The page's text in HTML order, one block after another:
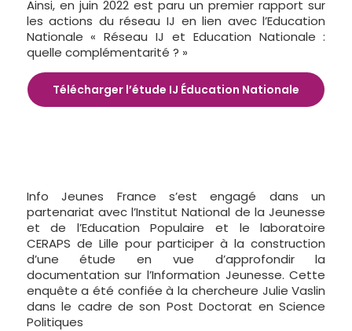
Ainsi, en juin 2022 est paru un premier rapport sur
les actions du réseau IJ en lien avec l’Education
Nationale « Réseau IJ et Education Nationale :
quelle complémentarité ? »
Télécharger l’étude IJ Éducation Nationale
Info Jeunes France s’est engagé dans un
partenariat avec l’Institut National de la Jeunesse
et de l’Education Populaire et le laboratoire
CERAPS de Lille pour participer à la construction
d’une étude en vue d’approfondir la
documentation sur l’Information Jeunesse. Cette
enquête a été confiée à la chercheure Julie Vaslin
dans le cadre de son Post Doctorat en Science
Politiques